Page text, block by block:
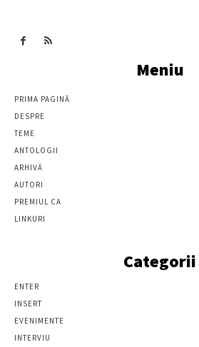
Meniu
PRIMA PAGINĂ
DESPRE
TEME
ANTOLOGII
ARHIVĂ
AUTORI
PREMIUL CA
LINKURI
Categorii
ENTER
INSERT
EVENIMENTE
INTERVIU